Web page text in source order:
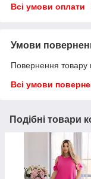
Всі умови оплати
Умови
Повернення товару
Всі умови
Подібні товари